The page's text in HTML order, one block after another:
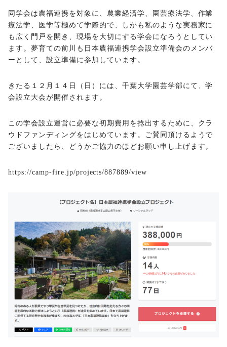
同学会は農福連携を対象に、農業経済学、園芸療法学、作業
療法学、医学等極めて学際的で、しかも私のような実務家に
も広く門戸を開き、現場を大切にする学会になろうとしてい
ます。夢育ての前川も日本農福連携学会設立準備会のメンバ
ーとして、設立準備に参加しています。
きたる１２月１４日（日）には、千葉大学園芸学部にて、学
会設立大会が開催されます。
この学会設立運営に必要な初期費用を捻出するために、クラ
ウドファンディングをはじめています。ご賛同頂けるようで
ございましたら、どうかご協力のほどお願い申し上げます。
https://camp-fire.jp/projects/887889/view